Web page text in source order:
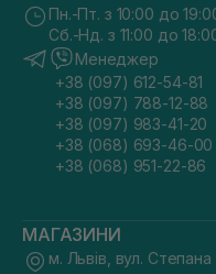
Пн.-Пт. з 10:00 до
Сб.-Нд. з 11:00 до
Менеджер
+38 (097) 612-54-81
+38 (097) 788-12-88
+38 (097) 983-41-20
+38 (068) 693-46-00
+38 (068) 951-22-86
МАГАЗИНИ
м. Львів, вул.